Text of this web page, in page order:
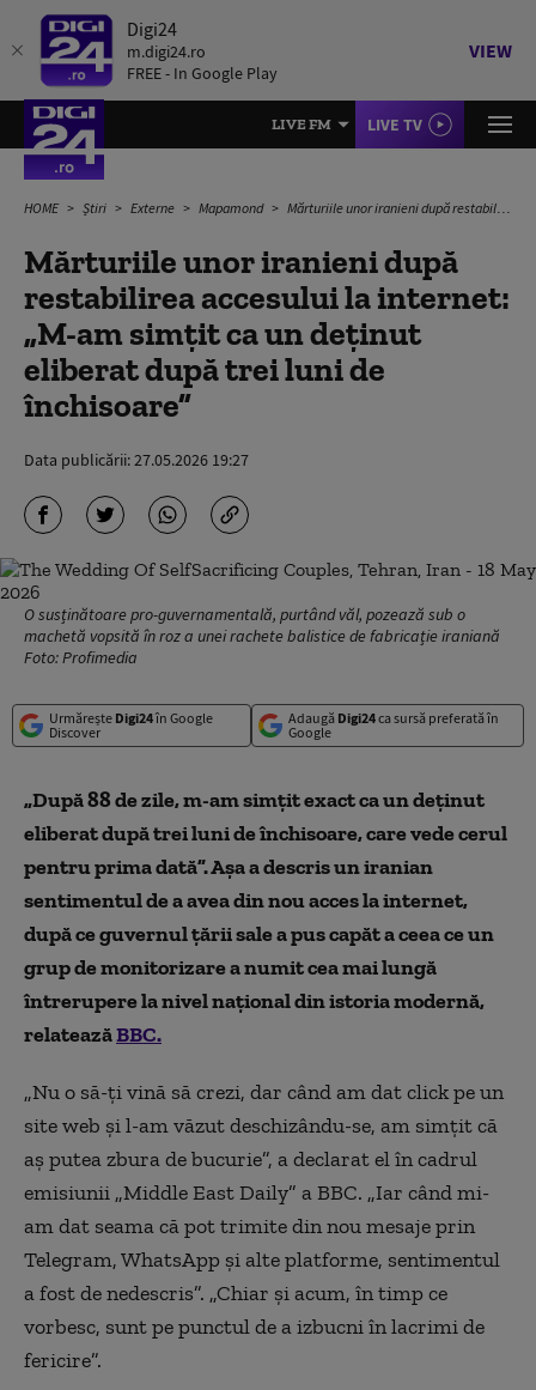
Digi24
m.digi24.ro
FREE - In Google Play
VIEW
LIVE FM LIVE TV
HOME Știri Externe Mapamond Mărturiile unor iranieni după restabilirea accesului la internet: „M-am simțit ca un deținut eliberat după trei luni de închisoare”
Mărturiile unor iranieni după
restabilirea accesului la internet:
„M-am simțit ca un deținut
eliberat după trei luni de
închisoare”
Data publicării:27.05.2026 19:27
O susținătoare pro-guvernamentală, purtând văl, pozează sub o
machetă vopsită în roz a unei rachete balistice de fabricație iraniană
Foto: Profimedia
Urmărește Digi24în Google
Discover
Adaugă Digi24ca sursă preferată în
Google
„După 88 de zile, m-am simțit exact ca un deținut
eliberat după trei luni de închisoare, care vede cerul
pentru prima dată”. Așa a descris un iranian
sentimentul de a avea din nou acces la internet,
după ce guvernul țării sale a pus capăt a ceea ce un
grup de monitorizare a numit cea mai lungă
întrerupere la nivel național din istoria modernă,
relateazăBBC.
„Nu o să-ți vină să crezi, dar când am dat click pe un
site web și l-am văzut deschizându-se, am simțit că
aș putea zbura de bucurie”, a declarat el în cadrul
emisiunii „Middle East Daily” a BBC. „Iar când mi-
am dat seama că pot trimite din nou mesaje prin
Telegram, WhatsApp și alte platforme, sentimentul
a fost de nedescris”. „Chiar și acum, în timp ce
vorbesc, sunt pe punctul de a izbucni în lacrimi de
fericire”.